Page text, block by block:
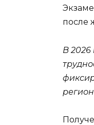
после
В 2026